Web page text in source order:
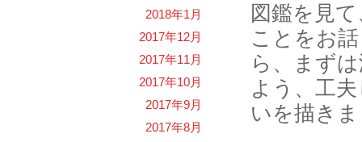
2018年1月
2017年12月
2017年11月
2017年10月
2017年9月
2017年8月
図鑑を見
ことをお
ら、まず
よう、工
いを描き